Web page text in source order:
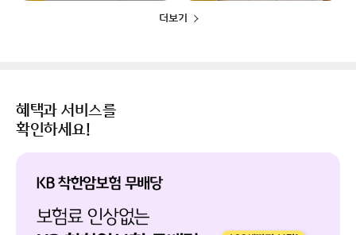
더보기
혜택과 서비스를
확인하세요!